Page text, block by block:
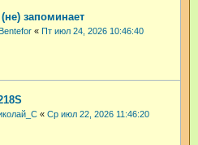
запоминает
« Пт июл 24, 2026 10:46:40
« Ср июл 22, 2026 11:46:20